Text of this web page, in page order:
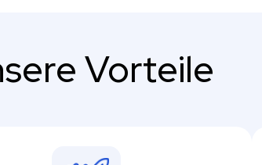
Vorteile